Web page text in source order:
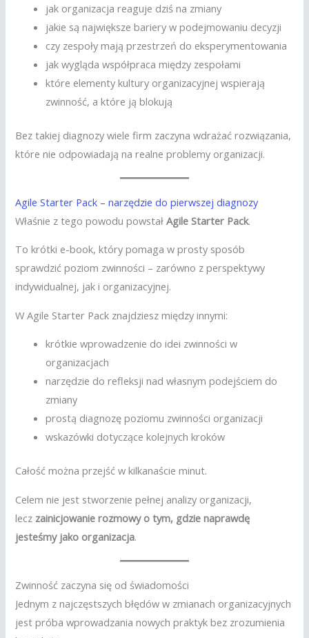
jak organizacja reaguje dziś na zmiany
jakie są największe bariery w podejmowaniu decyzji
czy zespoły mają przestrzeń do eksperymentowania
jak wygląda współpraca między zespołami
które elementy kultury organizacyjnej wspierają
zwinność, a które ją blokują
Bez takiej diagnozy wiele firm zaczyna wdrażać rozwiązania,
które nie odpowiadają na realne problemy organizacji.
Agile Starter Pack – narzędzie do pierwszej diagnozy
Właśnie z tego powodu powstałAgile Starter Pack.
To krótki e-book, który pomaga w prosty sposób
sprawdzić poziom zwinności – zarówno z perspektywy
indywidualnej, jak i organizacyjnej.
W Agile Starter Pack znajdziesz między innymi:
krótkie wprowadzenie do idei zwinności w
organizacjach
narzędzie do refleksji nad własnym podejściem do
zmiany
prostą diagnozę poziomu zwinności organizacji
wskazówki dotyczące kolejnych kroków
Całość można przejść w kilkanaście minut.
Celem nie jest stworzenie pełnej analizy organizacji,
lecz zainicjowanie rozmowy o tym, gdzie naprawdę
jesteśmy jako organizacja.
Zwinność zaczyna się od świadomości
Jednym z najczęstszych błędów w zmianach organizacyjnych
jest próba wprowadzania nowych praktyk bez zrozumienia